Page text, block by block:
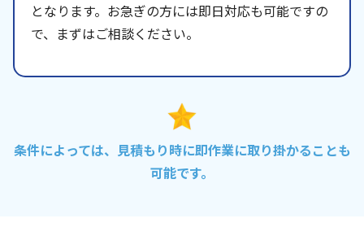
となります。お急ぎの方には即日対応も可能ですの
で、まずはご相談ください。
条件によっては、見積もり時に即作業に取り掛かることも
可能です。